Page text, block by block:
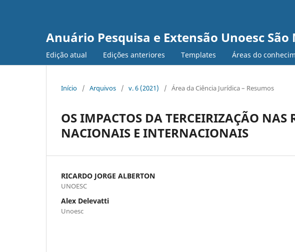
Anuário Pesquisa e Extensão Unoesc
Edição atual Edições anteriores Templates Áreas do
Início / Arquivos / v. 6 (2021) / Área da Ciência Jurídica – Resumos
OS IMPACTOS DA TERCEIRIZAÇÃO NAS
NACIONAIS E INTERNACIONAIS
RICARDO JORGE ALBERTON
UNOESC
Alex Delevatti
Unoesc